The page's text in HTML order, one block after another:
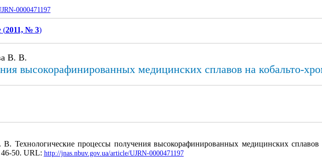
0000471197
(2011, № 3)
В. В.
высокорафинированных медицинских сплавов на кобальто-
процессы получения высокорафинированных медицинских сплавов
50. URL: http://jnas.nbuv.gov.ua/article/UJRN-0000471197